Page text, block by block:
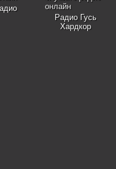
Радио Гусь
Хардкор